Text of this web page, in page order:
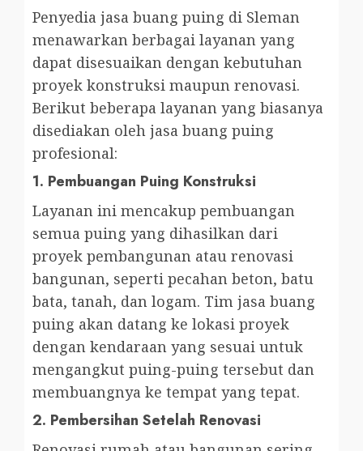
Penyedia jasa buang puing di Sleman
menawarkan berbagai layanan yang
dapat disesuaikan dengan kebutuhan
proyek konstruksi maupun renovasi.
Berikut beberapa layanan yang biasanya
disediakan oleh jasa buang puing
profesional:
1. Pembuangan Puing Konstruksi
Layanan ini mencakup pembuangan
semua puing yang dihasilkan dari
proyek pembangunan atau renovasi
bangunan, seperti pecahan beton, batu
bata, tanah, dan logam. Tim jasa buang
puing akan datang ke lokasi proyek
dengan kendaraan yang sesuai untuk
mengangkut puing-puing tersebut dan
membuangnya ke tempat yang tepat.
2. Pembersihan Setelah Renovasi